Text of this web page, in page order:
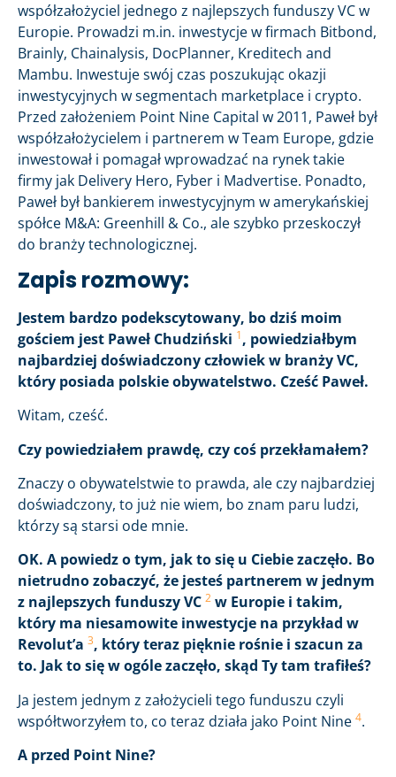
współzałożyciel jednego z najlepszych funduszy VC w
Europie. Prowadzi m.in. inwestycje w firmach Bitbond,
Brainly, Chainalysis, DocPlanner, Kreditech and
Mambu. Inwestuje swój czas poszukując okazji
inwestycyjnych w segmentach marketplace i crypto.
Przed założeniem Point Nine Capital w 2011, Paweł był
współzałożycielem i partnerem w Team Europe, gdzie
inwestował i pomagał wprowadzać na rynek takie
firmy jak Delivery Hero, Fyber i Madvertise. Ponadto,
Paweł był bankierem inwestycyjnym w amerykańskiej
spółce M&A: Greenhill & Co., ale szybko przeskoczył
do branży technologicznej.
Zapis rozmowy:
Jestem bardzo podekscytowany, bo dziś moim
gościem jest Paweł Chudziński 1, powiedziałbym
najbardziej doświadczony człowiek w branży VC,
który posiada polskie obywatelstwo. Cześć Paweł.
Witam, cześć.
Czy powiedziałem prawdę, czy coś przekłamałem?
Znaczy o obywatelstwie to prawda, ale czy najbardziej
doświadczony, to już nie wiem, bo znam paru ludzi,
którzy są starsi ode mnie.
OK. A powiedz o tym, jak to się u Ciebie zaczęło. Bo
nietrudno zobaczyć, że jesteś partnerem w jednym
z najlepszych funduszy VC 2 w Europie i takim,
który ma niesamowite inwestycje na przykład w
Revolut’a 3, który teraz pięknie rośnie i szacun za
to. Jak to się w ogóle zaczęło, skąd Ty tam trafiłeś?
Ja jestem jednym z założycieli tego funduszu czyli
współtworzyłem to, co teraz działa jako Point Nine 4.
A przed Point Nine?